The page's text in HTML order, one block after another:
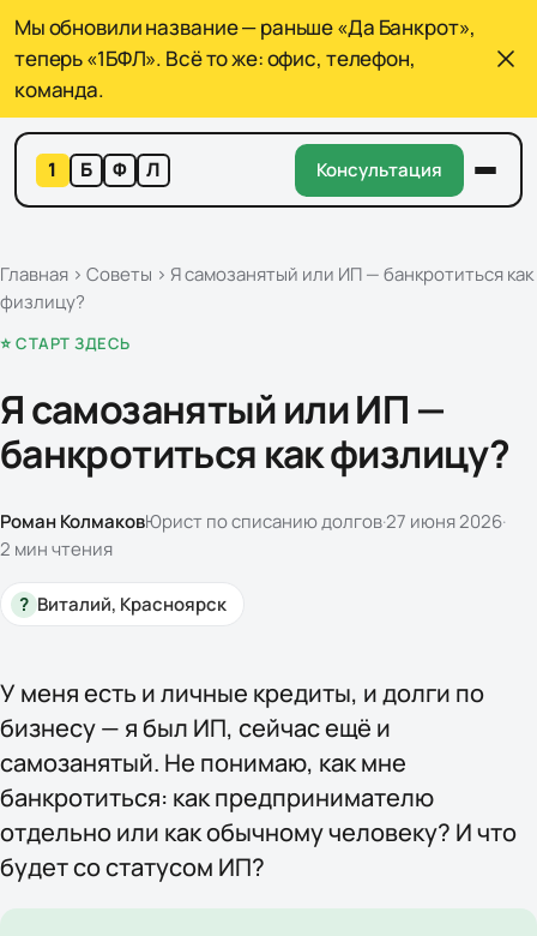
Мы обновили название — раньше «Да Банкрот»,
теперь «1БФЛ». Всё то же: офис, телефон,
команда.
1 Б Ф Л Консультация
Главная › Советы › Я самозанятый или ИП — банкротиться как
физлицу?
⭐ СТАРТ ЗДЕСЬ
Я самозанятый или ИП —
банкротиться как физлицу?
Роман КолмаковЮрист по списанию долгов·27 июня 2026·
2 мин чтения
? Виталий, Красноярск
У меня есть и личные кредиты, и долги по
бизнесу — я был ИП, сейчас ещё и
самозанятый. Не понимаю, как мне
банкротиться: как предпринимателю
отдельно или как обычному человеку? И что
будет со статусом ИП?